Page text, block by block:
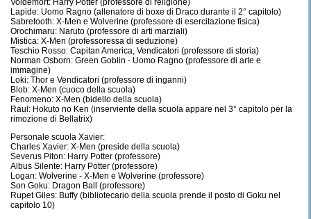
Voldemort: Harry Potter (professore di religione)
Lapide: Uomo Ragno (allenatore di boxe di Draco durante il 2° capitolo)
Sabretooth: X-Men e Wolverine (professore di esercitazione fisica)
Orochimaru: Naruto (professore di arti marziali)
Mistica: X-Men (professoressa di seduzione)
Teschio Rosso: Capitan America, Vendicatori (professore di storia)
Norman Osborn: Green Goblin - Uomo Ragno (professore di arte e
immagine)
Loki: Thor e Vendicatori (professore di inganni)
Blob: X-Men (cuoco della scuola)
Fenomeno: X-Men (bidello della scuola)
Raul: Hokuto no Ken (inserviente della scuola appare nel 3° capitolo per la
rimozione di Bellatrix)
Personale scuola Xavier:
Charles Xavier: X-Men (preside della scuola)
Severus Piton: Harry Potter (professore)
Albus Silente: Harry Potter (professore)
Logan: Wolverine - X-Men e Wolverine (professore)
Son Goku: Dragon Ball (professore)
Rupet Giles: Buffy (bibliotecario della scuola prende il posto di Goku nel
capitolo 10)